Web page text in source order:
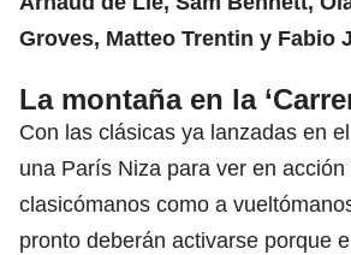
Groves, Matteo Trentin y Fabio
La montaña en la
Con las clásicas ya lanzadas en
una París Niza para ver en acción
clasicómanos como a
pronto deberán activarse porque